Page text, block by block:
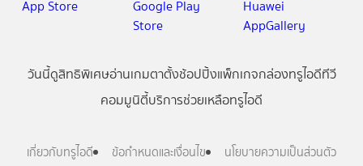
วันนี้ดูสิทธิพิเศษอ่านเกมตาตั้งช้อปปิ้งแพ็กเกจกล่องทรูไอดีทีวี
คอมมูนิตี้บริการช่วยเหลือทรูไอดี
เกี่ยวกับทรูไอดี ข้อกำหนดและเงื่อนไข
นโยบายความเป็นส่วนตัว